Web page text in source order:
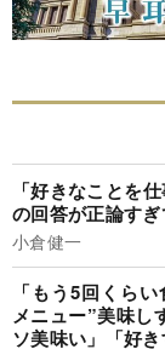
「好きなことを
の回答が正論す
小倉健一
「もう5回くら
メニュー”美味し
ソ美味い」「好